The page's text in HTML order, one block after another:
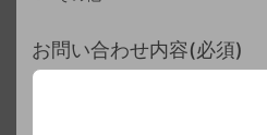
お問い合わせ内容(必須)